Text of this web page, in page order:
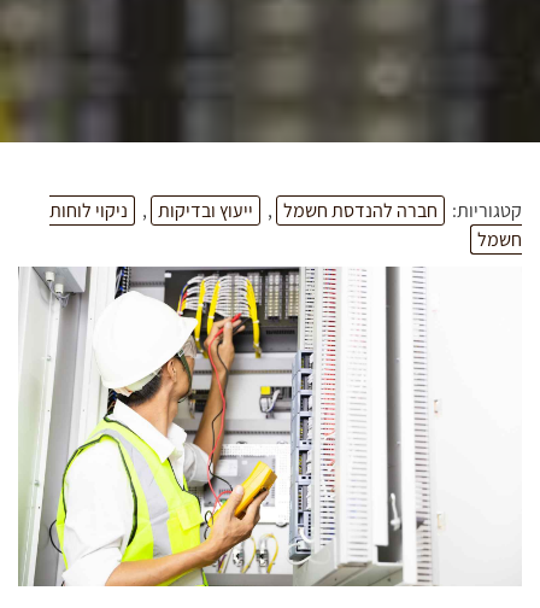
קטגוריות: חברה להנדסת חשמל , ייעוץ ובדיקות ,
ניקוי לוחות
חשמל